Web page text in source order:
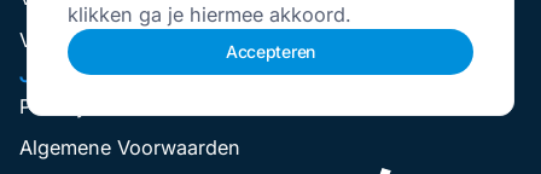
klikken ga je hiermee akkoord.
Accepteren
Vestigingen
Juridisch
Privacybeleid
Algemene Voorwaarden
Hoe bedoordeel jij je ervaring?
Selecteer
een